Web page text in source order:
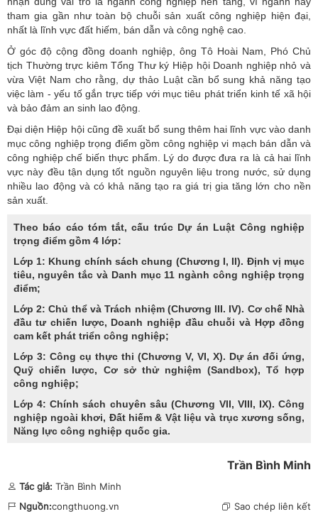
tham gia gần như toàn bộ chuỗi sản xuất công nghiệp hiện đại,
nhất là lĩnh vực đất hiếm, bán dẫn và công nghệ cao.
Ở góc độ cộng đồng doanh nghiệp, ông Tô Hoài Nam, Phó Chủ
tịch Thường trực kiêm Tổng Thư ký Hiệp hội Doanh nghiệp nhỏ và
vừa Việt Nam cho rằng, dự thảo Luật cần bổ sung khả năng tạo
việc làm - yếu tố gắn trực tiếp với mục tiêu phát triển kinh tế xã hội
và bảo đảm an sinh lao động.
Đại diện Hiệp hội cũng đề xuất bổ sung thêm hai lĩnh vực vào danh
mụccông nghiệp trọng điểm gồm công nghiệp vi mạch bán dẫn và
công nghiệp chế biến thực phẩm. Lý do được đưa ra là cả hai lĩnh
vực này đều tận dụng tốt nguồn nguyên liệu trong nước, sử dụng
nhiều lao động và có khả năng tạo ra giá trị gia tăng lớn cho nền
sản xuất.
Theo báo cáo tóm tắt, cấu trúc Dự án Luật Công nghiệp
trọng điểm gồm 4 lớp:
Lớp 1: Khung chính sách chung (Chương I, II). Định vị mục
tiêu, nguyên tắc và Danh mục 11 ngành công nghiệp trọng
điểm;
Lớp 2: Chủ thể và Trách nhiệm (Chương III. IV). Cơ chế Nhà
đầu tư chiến lược, Doanh nghiệp đầu chuỗi và Hợp đồng
cam kết phát triển công nghiệp;
Lớp 3: Công cụ thực thi (Chương V, VI, X). Dự án đối ứng,
Quỹ chiến lược, Cơ sở thử nghiệm (Sandbox), Tổ hợp
công nghiệp;
Lớp 4: Chính sách chuyên sâu (Chương VII, VIII, IX). Công
nghiệp ngoài khơi, Đất hiếm & Vật liệu và trục xương sống,
Năng lực công nghiệp quốc gia.
Trần Bình Minh
Tác giả: Trần Bình Minh
Nguồn:congthuong.vn Sao chép liên kết